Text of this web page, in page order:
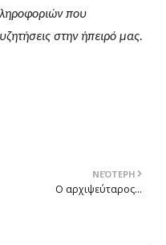
που
στην ήπειρό μας.
ΝΕΌΤΕΡΗ
O αρχιψεύταρος...